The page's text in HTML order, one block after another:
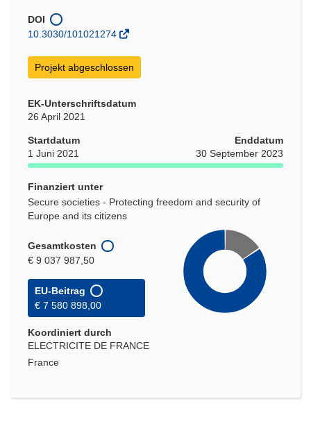
Fenster)
DOI
10.3030/101021274
Projekt abgeschlossen
EK-Unterschriftsdatum
26 April 2021
Startdatum
1 Juni 2021
Enddatum
30 September 2023
Finanziert unter
Secure societies - Protecting freedom and security of
Europe and its citizens
Gesamtkosten
€ 9 037 987,50
EU-Beitrag
€ 7 580 898,00
Koordiniert durch
ELECTRICITE DE FRANCE
France